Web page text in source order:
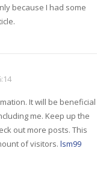
because I had some
It will be beneficial
me. Keep up the
out more posts. This
of visitors. lsm99